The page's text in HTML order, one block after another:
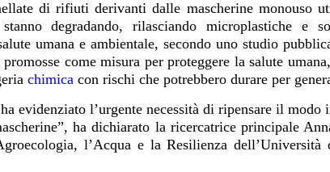
di rifiuti derivanti dalle mascherine monouso
degradando, rilasciando microplastiche e
umana e ambientale, secondo uno studio
come misura per proteggere la salute
chimica con rischi che potrebbero durare per
evidenziato l’urgente necessità di ripensare il
ha dichiarato la ricercatrice principale
l’Acqua e la Resilienza